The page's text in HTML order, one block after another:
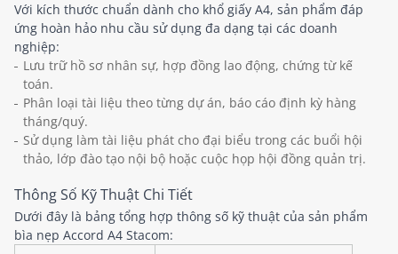
Với kích thước chuẩn dành cho khổ giấy A4, sản phẩm đáp
ứng hoàn hảo nhu cầu sử dụng đa dạng tại các doanh
nghiệp:
Lưu trữ hồ sơ nhân sự, hợp đồng lao động, chứng từ kế
toán.
Phân loại tài liệu theo từng dự án, báo cáo định kỳ hàng
tháng/quý.
Sử dụng làm tài liệu phát cho đại biểu trong các buổi hội
thảo, lớp đào tạo nội bộ hoặc cuộc họp hội đồng quản trị.
Thông Số Kỹ Thuật Chi Tiết
Dưới đây là bảng tổng hợp thông số kỹ thuật của sản phẩm
bìa nẹp Accord A4 Stacom: